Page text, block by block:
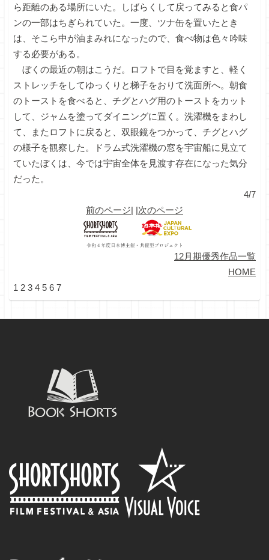
ら距離のある場所にいた。しばらくして戻ってみると食パ
ンの一部はちぎられていた。一度、ツナ缶を置いたとき
は、そこら中が油まみれになったので、食べ物は色々吟味
する必要がある。
ぼくの最近の朝はこうだ。ロフトで目を覚ますと、軽く
ストレッチをしてゆっくりと梯子をおりて洗面所へ。朝食
のトーストを食べると、チグとハグ用のトーストをカット
して、ジャムを塗ってダイニングに置く。洗濯機をまわし
て、またロフトに戻ると、双眼鏡をつかって、チグとハグ
の様子を観察した。ドラム式洗濯機の窓を宇宙船に見立て
ていたぼくは、今では宇宙全体を見渡す存在になった気分
だった。
4/7
前のページ| |次のページ
12月期優秀作品一覧
HOME
1 2 3 4 5 6 7